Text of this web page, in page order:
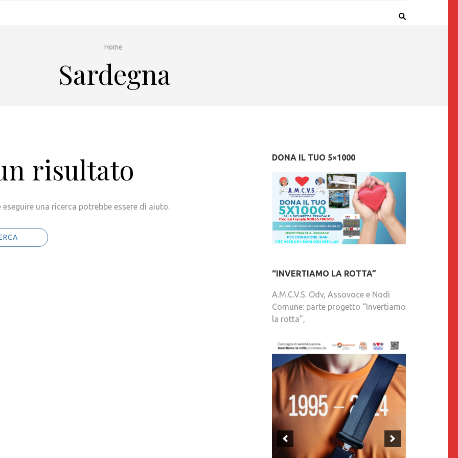
Home
Sardegna
risultato
una ricerca potrebbe essere di aiuto.
DONA IL TUO 5×1000
“INVERTIAMO LA ROTTA”
A.M.C.V.S. Odv, Assovoce e Nodi
Comune: parte progetto “Invertiamo
la rotta”,